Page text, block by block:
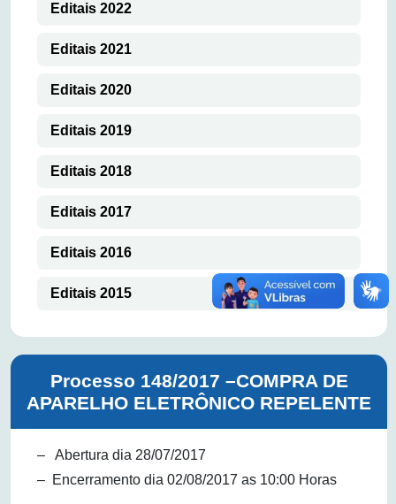
Editais 2022
Editais 2021
Editais 2020
Editais 2019
Editais 2018
Editais 2017
Editais 2016
Editais 2015
Processo 148/2017 –COMPRA DE
APARELHO ELETRÔNICO REPELENTE
– Abertura dia 28/07/2017
– Encerramento dia 02/08/2017 as 10:00 Horas